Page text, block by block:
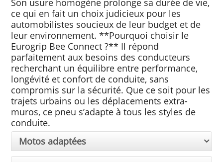
ce qui en fait un choix judicieux pour les
automobilistes soucieux de leur budget et de
leur environnement. **Pourquoi choisir le
Eurogrip Bee Connect ?** Il répond
parfaitement aux besoins des conducteurs
recherchant un équilibre entre performance,
longévité et confort de conduite, sans
compromis sur la sécurité. Que ce soit pour les
trajets urbains ou les déplacements extra-
muros, ce pneu s’adapte à tous les styles de
conduite.
Motos adaptées